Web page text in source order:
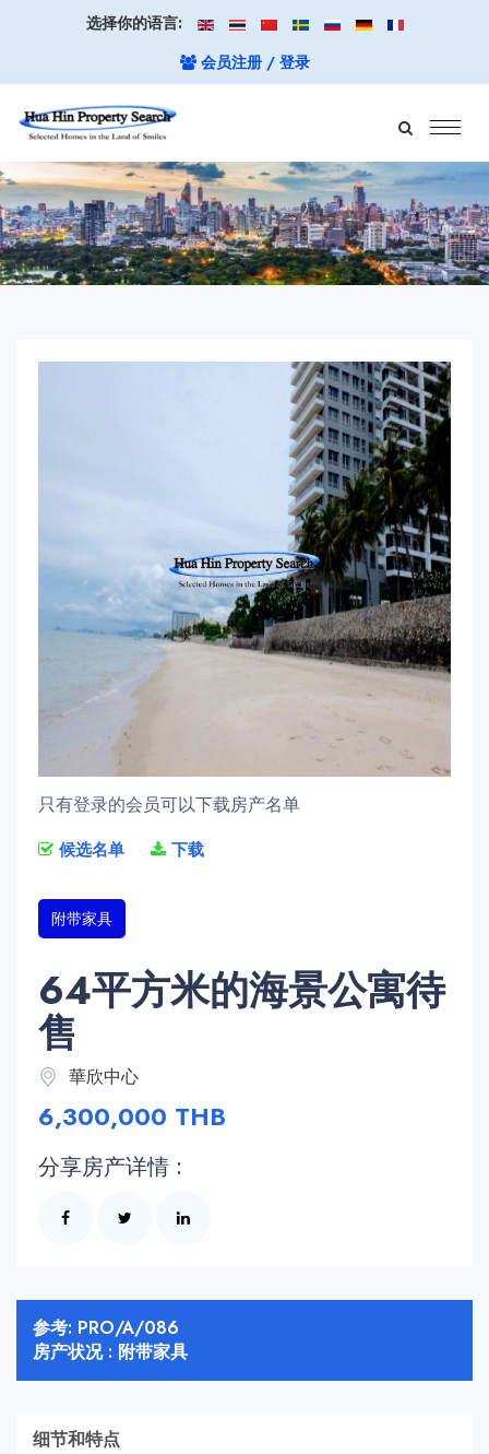
选择你的语言:
会员注册 / 登录
只有登录的会员可以下载房产名单
候选名单 下载
附带家具
64平方米的海景公寓待
售
華欣中心
6,300,000 THB
分享房产详情 :
参考: PRO/A/086
房产状况 : 附带家具
细节和特点